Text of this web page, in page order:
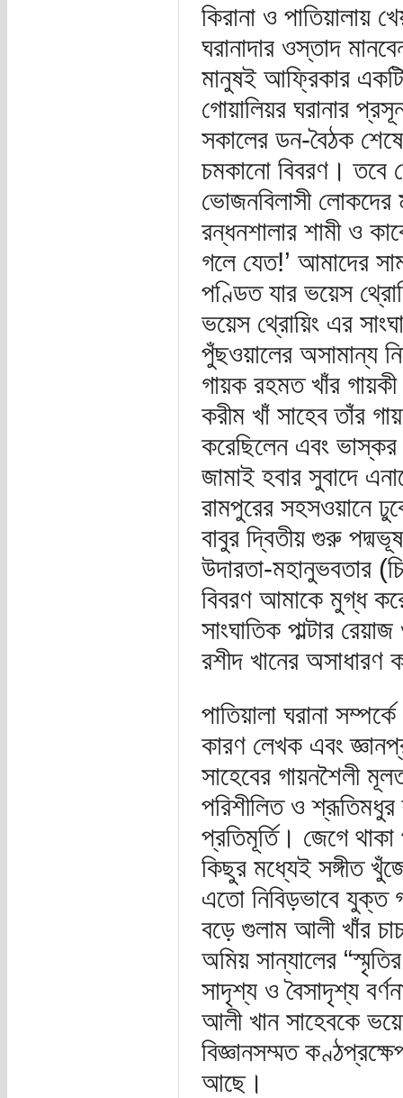
কিরানা ও
ঘরানাদার ওস্তাদ
মানুষই আফ্রিকার একটি
গোয়ালিয়র ঘরানার
সকালের ডন-বৈঠক
চমকানো বিবরণ। তবে
ভোজনবিলাসী লোকদের
রন্ধনশালার শামী ও
গলে যেত!’ আমাদের
পণ্ডিত যার ভয়েস
ভয়েস থ্রোয়িং এর
পুঁছওয়ালের অসামান্য
গায়ক রহমত খাঁর
করীম খাঁ সাহেব তাঁর
করেছিলেন এবং ভাস্কর
জামাই হবার সুবাদে
রামপুরের সহসওয়ানে
বাবুর দ্বিতীয় গুরু
উদারতা-মহানুভবতার
বিবরণ আমাকে মুগ্ধ
সাংঘাতিক পাল্টার
রশীদ খানের অসাধারণ
পাতিয়ালা ঘরানা
কারণ লেখক এবং
সাহেবের গায়নশৈলী
পরিশীলিত ও
প্রতিমূর্তি। জেগে
কিছুর মধ্যেই সঙ্গীত
এতো নিবিড়ভাবে যুক্ত
বড়ে গুলাম আলী খাঁর
অমিয় সান্যালের
সাদৃশ্য ও বৈসাদৃশ্য
আলী খান সাহেবকে
বিজ্ঞানসম্মত
আছে।